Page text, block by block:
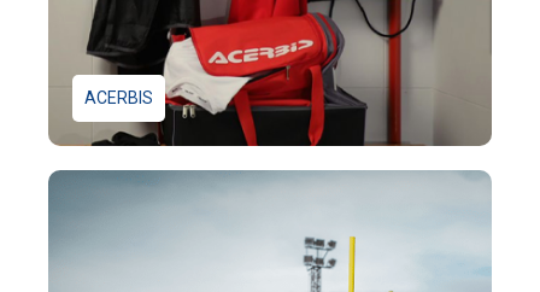
ACERBIS